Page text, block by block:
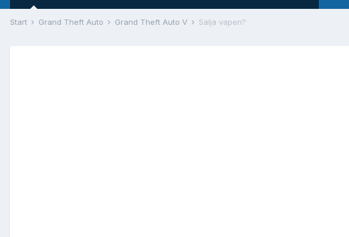
Start Grand Theft Auto Grand Theft Auto V Sälja vapen?